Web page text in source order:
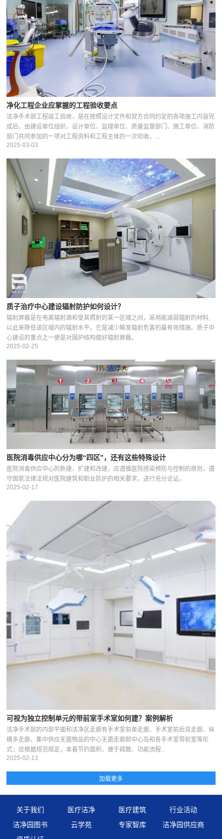
净化工程企业应掌握的工程验收要点
洁净手术部工程竣工验收，是在按照设计文件和双方合同约定的各项施工内容完
成后，由建设单位组织，设计单位、监理单位、质量监督部门、施工单位、消防
部门共同参加的一项对工程资料和工程主体的一次验收。...
2025-03-03
质子治疗中心建设辐射防护如何设计？
辐射屏蔽是在电离辐射源和受其照射的某一区域之间，采用能减弱辐射的材料,
以此来降低该区域内的辐射水平。它是减少瞬发辐射危害的最有效措施。质子中
心建设的重点之一便是对围护结构做好辐射屏蔽。
2025-02-25
医院消毒供应中心分为哪“四区”，还有这些特殊设计
医院消毒供应中心的新建、扩建和改建，应遵循医院感染预防与控制的原则，遵
守国家法律法规对医院建筑和职业防护的相关要求，进行充分论证。
2025-02-17
可视为独立控制单元的带前室手术室如何建？案例解析
洁净手术部的内部平面和洁净区走廊有手术室前单走廊、手术室前后双走廊、纵
横多走廊、集中供应无菌物品的中心无菌走廊即中心岛和各手术室带前室等形
式；应根据规范规定，本着节约面积、便于疏散、功能流程...
2025-02-13
关于我们 医疗洁净 医疗建筑
行业活动
洁净园图书
云学苑 专家智库
洁净园供应商